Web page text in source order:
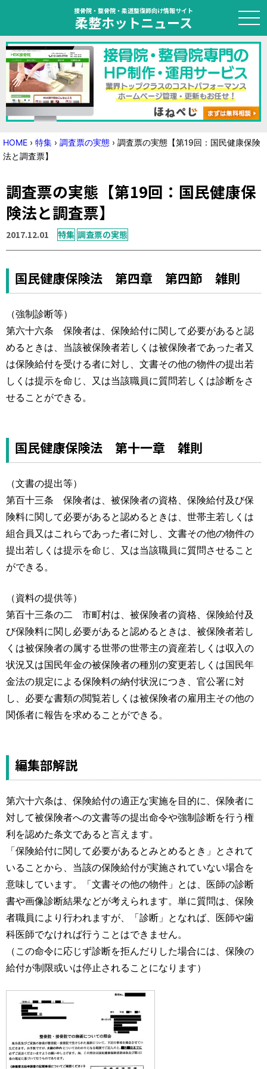
接骨院・整骨院・柔道整復師向け情報サイト
柔整ホットニュース
HOME
トピック
ニュース
国家試験対策
学会・セミナー情報
運営元 お問い合わせ
HOME › 特集 › 調査票の実態 › 調査票の実態【第19回：国民健康保険
法と調査票】
調査票の実態【第19回：国民健康保
険法と調査票】
2017.12.01 特集 調査票の実態
国民健康保険法 第四章 第四節 雑則
（強制診断等）
第六十六条 保険者は、保険給付に関して必要があると認
めるときは、当該被保険者若しくは被保険者であった者又
は保険給付を受ける者に対し、文書その他の物件の提出若
しくは提示を命じ、又は当該職員に質問若しくは診断をさ
せることができる。
国民健康保険法 第十一章 雑則
（文書の提出等）
第百十三条 保険者は、被保険者の資格、保険給付及び保
険料に関して必要があると認めるときは、世帯主若しくは
組合員又はこれらであった者に対し、文書その他の物件の
提出若しくは提示を命じ、又は当該職員に質問させること
ができる。
（資料の提供等）
第百十三条の二 市町村は、被保険者の資格、保険給付及
び保険料に関し必要があると認めるときは、被保険者若し
くは被保険者の属する世帯の世帯主の資産若しくは収入の
状況又は国民年金の被保険者の種別の変更若しくは国民年
金法の規定による保険料の納付状況につき、官公署に対
し、必要な書類の閲覧若しくは被保険者の雇用主その他の
関係者に報告を求めることができる。
編集部解説
第六十六条は、保険給付の適正な実施を目的に、保険者に
対して被保険者への文書等の提出命令や強制診断を行う権
利を認めた条文であると言えます。
「保険給付に関して必要があるとみとめるとき」とされて
いることから、当該の保険給付が実施されていない場合を
意味しています。「文書その他の物件」とは、医師の診断
書や画像診断結果などが考えられます。単に質問は、保険
者職員により行われますが、「診断」となれば、医師や歯
科医師でなければ行うことはできません。
（この命令に応じず診断を拒んだりした場合には、保険の
給付が制限或いは停止されることになります）